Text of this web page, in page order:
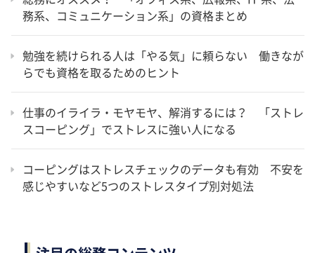
務系、コミュニケーション系」の資格まとめ
勉強を続けられる人は「やる気」に頼らない 働きなが
らでも資格を取るためのヒント
仕事のイライラ・モヤモヤ、解消するには？ 「ストレ
スコーピング」でストレスに強い人になる
コーピングはストレスチェックのデータも有効 不安を
感じやすいなど5つのストレスタイプ別対処法